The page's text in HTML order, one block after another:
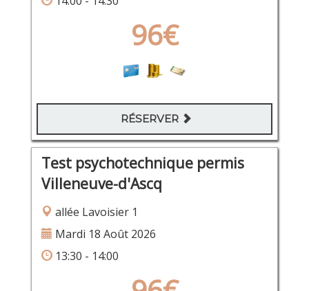
96€
RÉSERVER
Test psychotechnique permis
Villeneuve-d'Ascq
allée Lavoisier 1
Mardi 18 Août 2026
13:30 - 14:00